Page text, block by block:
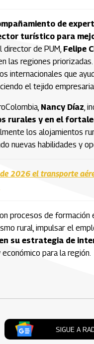
de
turístico para
director de PUM, Felipe
las regiones
internacionales que
el tejido
Nancy Díaz,
rurales y en el
los alojamientos
nuevas habilidades y
2026 el transporte
procesos de
rural, impulsar el
su estrategia de
para la región.
SIGUE A